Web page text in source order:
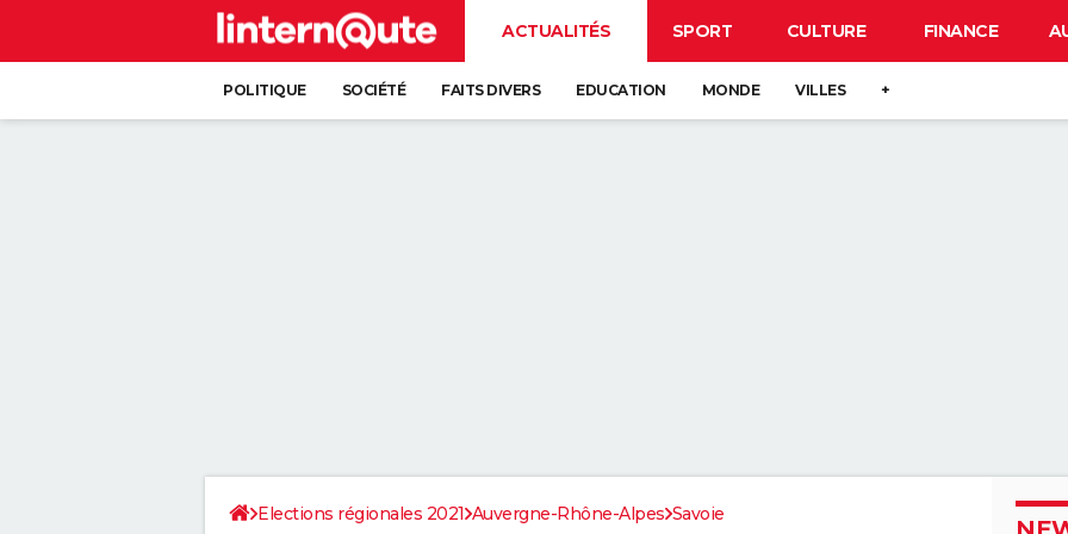
ACTUALITÉS SPORT CULTURE FINANCE
POLITIQUE SOCIÉTÉ FAITS DIVERS EDUCATION MONDE VILLES +
Elections régionales 2021 Auvergne-Rhône-Alpes Savoie